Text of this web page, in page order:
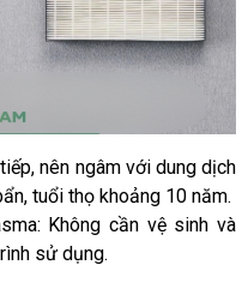
nên ngâm với dung dịch
tuổi thọ khoảng 10 năm.
Không cần vệ sinh và
sử dụng.